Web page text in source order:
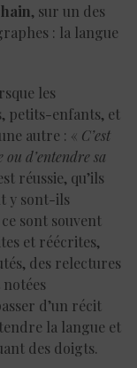
, sur un des
: la langue
les
petits-enfants, et
autre : « C’est
ou d’entendre sa
réussie, qu’ils
y sont-ils
sont souvent
et réécrites,
des relectures
d’un récit
la langue et
des doigts.